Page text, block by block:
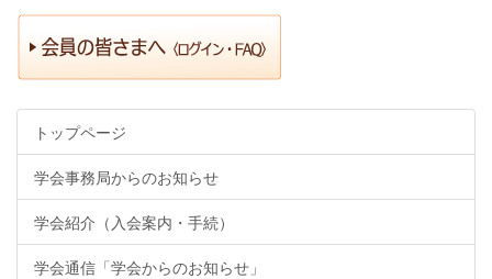
トップページ
学会事務局からのお知らせ
学会紹介（入会案内・手続）
学会通信「学会からのお知らせ」